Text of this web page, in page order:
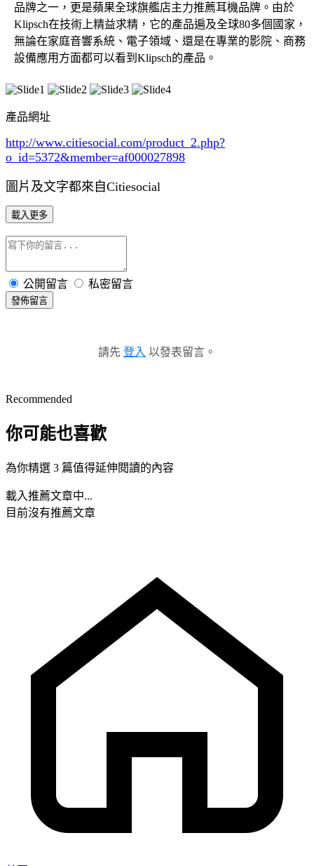
品牌之一，更是蘋果全球旗艦店主力推薦耳機品牌。由於
Klipsch在技術上精益求精，它的產品遍及全球80多個國家，
無論在家庭音響系統、電子領域、還是在專業的影院、商務
設備應用方面都可以看到Klipsch的產品。
產品網址
http://www.citiesocial.com/product_2.php?
o_id=5372&member=af000027898
圖片及文字都來自Citiesocial
載入更多
公開留言 私密留言
發佈留言
請先 登入 以發表留言。
Recommended
你可能也喜歡
為你精選 3 篇值得延伸閱讀的內容
載入推薦文章中...
目前沒有推薦文章